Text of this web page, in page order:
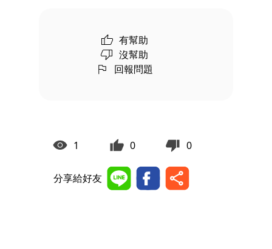
有幫助
沒幫助
回報問題
1 0 0
分享給好友